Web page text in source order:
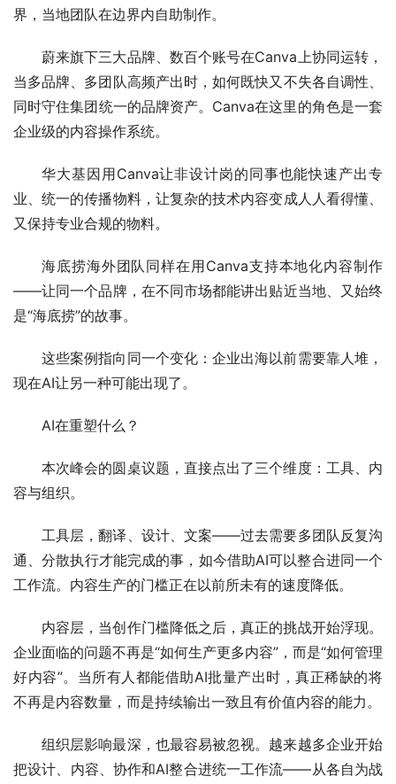
界，当地团队在边界内自助制作。
蔚来旗下三大品牌、数百个账号在Canva上协同运转，
当多品牌、多团队高频产出时，如何既快又不失各自调性、
同时守住集团统一的品牌资产。Canva在这里的角色是一套
企业级的内容操作系统。
华大基因用Canva让非设计岗的同事也能快速产出专
业、统一的传播物料，让复杂的技术内容变成人人看得懂、
又保持专业合规的物料。
海底捞海外团队同样在用Canva支持本地化内容制作
——让同一个品牌，在不同市场都能讲出贴近当地、又始终
是“海底捞”的故事。
这些案例指向同一个变化：企业出海以前需要靠人堆，
现在AI让另一种可能出现了。
AI在重塑什么？
本次峰会的圆桌议题，直接点出了三个维度：工具、内
容与组织。
工具层，翻译、设计、文案——过去需要多团队反复沟
通、分散执行才能完成的事，如今借助AI可以整合进同一个
工作流。内容生产的门槛正在以前所未有的速度降低。
内容层，当创作门槛降低之后，真正的挑战开始浮现。
企业面临的问题不再是“如何生产更多内容”，而是“如何管理
好内容”。当所有人都能借助AI批量产出时，真正稀缺的将
不再是内容数量，而是持续输出一致且有价值内容的能力。
组织层影响最深，也最容易被忽视。越来越多企业开始
把设计、内容、协作和AI整合进统一工作流——从各自为战